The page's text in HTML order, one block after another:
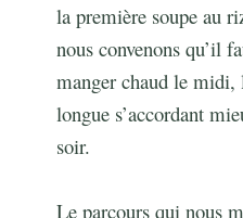
la première soupe au
nous convenons qu’il
manger chaud le midi,
longue s’accordant
soir.
Le parcours qui nous